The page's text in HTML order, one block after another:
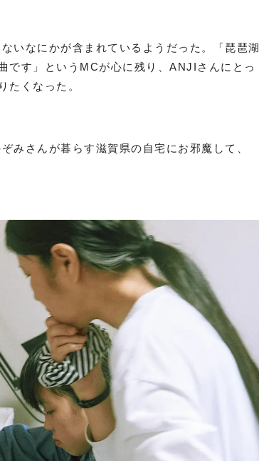
いなにかが含まれているようだった。「琵琶湖
です」というMCが心に残り、ANJIさんにとっ
たくなった。
みさんが暮らす滋賀県の自宅にお邪魔して、